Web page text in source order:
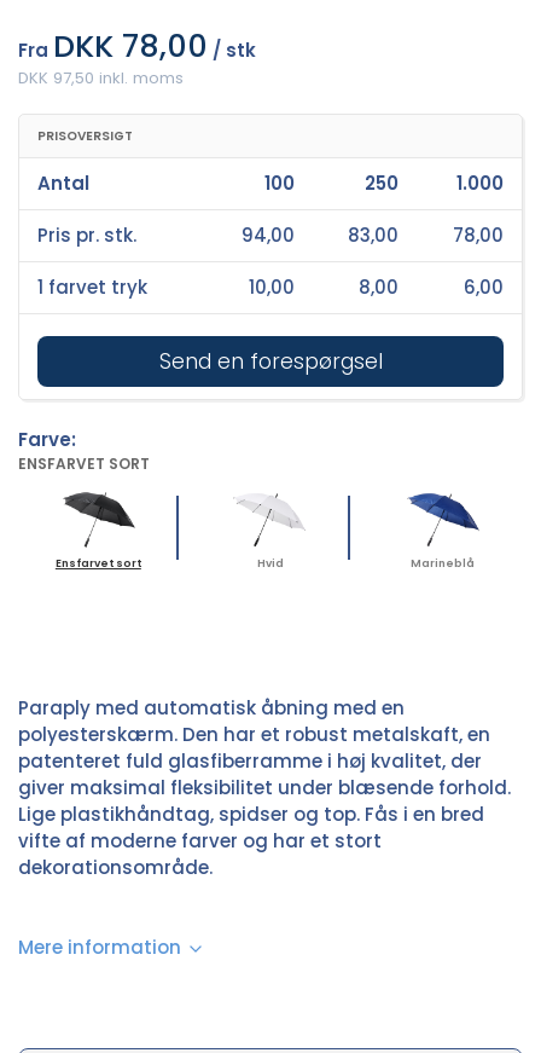
Fra DKK 78,00 / stk
DKK 97,50 inkl. moms
PRISOVERSIGT
Send en forespørgsel
Antal 100 250 1.000
Pris pr. stk. 94,00 83,00 78,00
1 farvet tryk 10,00 8,00 6,00
Farve:
ENSFARVET SORT
Ensfarvet sort Hvid Marineblå
Paraply med automatisk åbning med en
polyesterskærm. Den har et robust metalskaft, en
patenteret fuld glasfiberramme i høj kvalitet, der
giver maksimal fleksibilitet under blæsende forhold.
Lige plastikhåndtag, spidser og top. Fås i en bred
vifte af moderne farver og har et stort
dekorationsområde.
Mere information